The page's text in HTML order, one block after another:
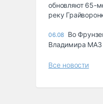
обновляют 65-
реку
06.08 Во
Владимира МАЗ
Все новости